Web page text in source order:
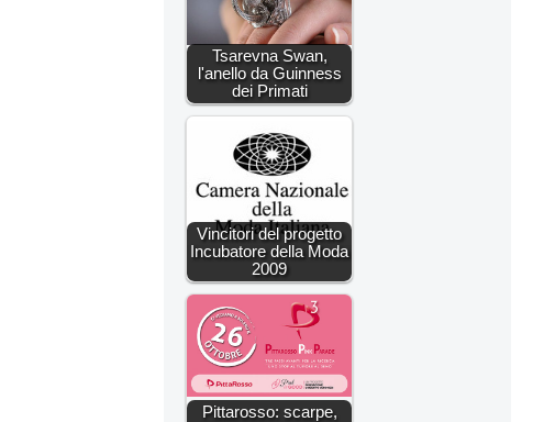
Tsarevna Swan,
l'anello da Guinness
dei Primati
Vincitori del progetto
Incubatore della Moda
2009
Pittarosso: scarpe,